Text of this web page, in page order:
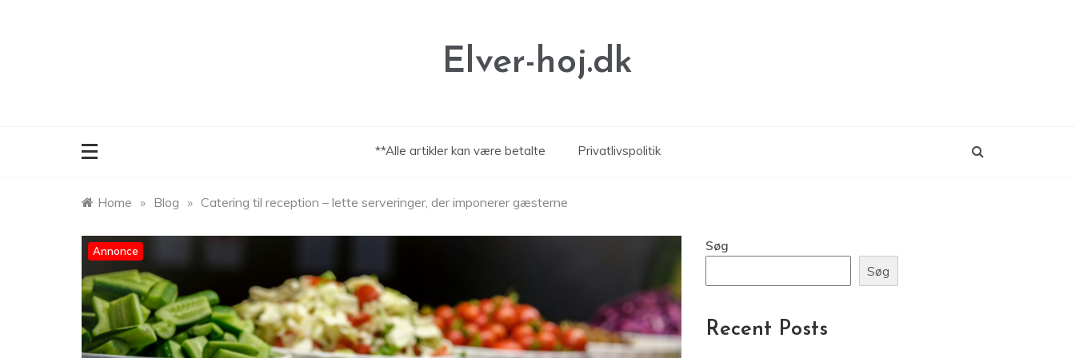
Elver-hoj.dk
**Alle artikler kan være betalte Privatlivspolitik
Home » Blog » Catering til reception – lette serveringer, der imponerer gæsterne
Annonce
Søg
Søg
Recent Posts